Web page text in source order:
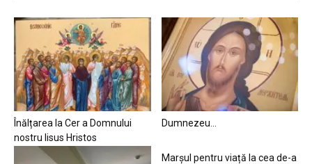
Înălțarea la Cer a Domnului
nostru Iisus Hristos
Dumnezeu…
Marșul pentru viață la cea de-a